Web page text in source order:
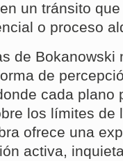
un tránsito
o proceso
de Bokanowski
de
cada plano
los límites de
ofrece una
activa,